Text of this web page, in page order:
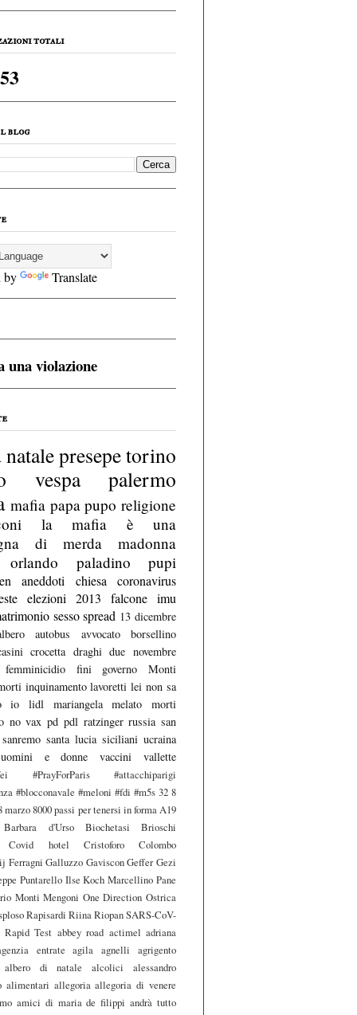
totali
blog
by Translate
una violazione
natalepresepetorino
vespa
palermo
mafia papa pupo religione
la mafia è una
di merda
madonna
orlando
paladino pupi
aneddoti chiesa
coronavirus
elezioni 2013 falcone imu
sesso spread 13 dicembre
autobus avvocato
borsellino
crocetta draghi due novembre
femminicidio
fini
governo Monti
inquinamento lavoretti lei non sa
io
lidl mariangela melato
morti
no vax pd pdl ratzinger russia san
sanremo santa lucia siciliani ucraina
uomini e donne
vaccini vallette
#PrayForParis #attacchiparigi
#blocconavale #meloni #fdi #m5s 32 8
marzo8000 passi per tenersi in formaA19
Barbara d'Urso
Biochetasi
Brioschi
Covid hotel
Cristoforo Colombo
Ferragni Galluzzo Gaviscon Geffer Gezi
Puntarello Ilse Koch Marcellino Pane
Monti Mengoni One Direction Ostrica
Rapisardi RiinaRiopanSARS-CoV-
Test abbey road actimel adriana
entrate agila agnelli
agrigento
albero di natale
alcolici
alessandro
alimentari allegoria allegoria di venere
amici di maria de filippi andrà tutto